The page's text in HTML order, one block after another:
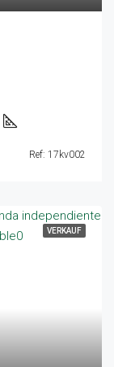
Ref: 17kv002
VERKAUF